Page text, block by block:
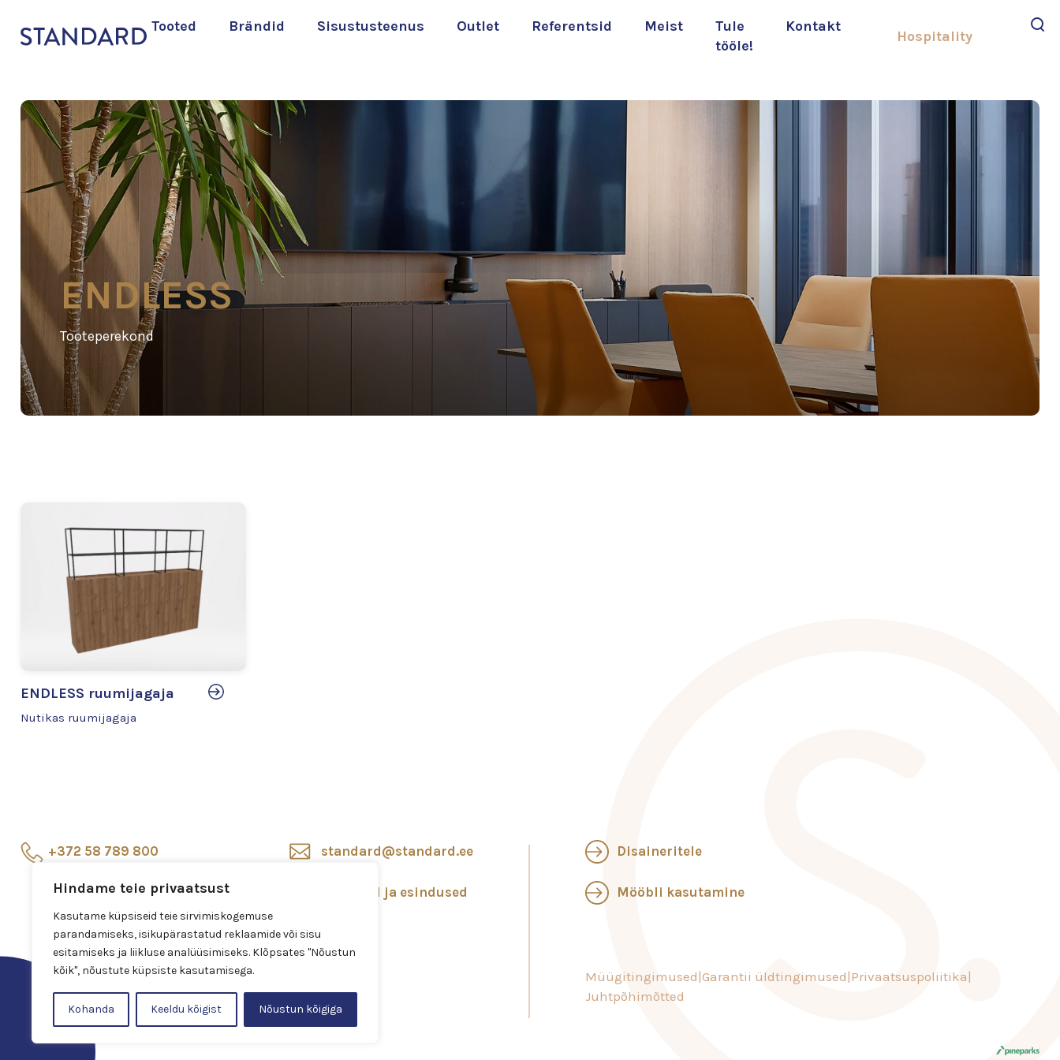
Hindame teie privaatsust
Kasutame küpsiseid teie sirvimiskogemuse
parandamiseks, isikupärastatud reklaamide või sisu
esitamiseks ja liikluse analüüsimiseks. Klõpsates "Nõustun
kõik", nõustute küpsiste kasutamisega.
Kohanda Keeldu kõigist Nõustun kõigiga
Tooted Brändid Sisustusteenus Outlet Referentsid Meist
Tule
tööle!
Kontakt
Hospitality
ENDLESS
Tooteperekond
ENDLESS ruumijagaja
Nutikas ruumijagaja
+372 58 789 800
Esindussalong
standard@standard.ee
Salongid ja esindused
Disaineritele
Mööbli kasutamine
Müügitingimused Garantii üldtingimused Privaatsuspoliitika
Juhtpõhimõtted